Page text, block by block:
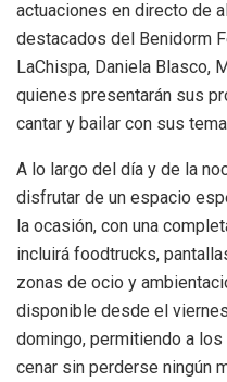
actuaciones en directo de
destacados del Benidorm
LaChispa, Daniela Blasco,
quienes presentarán sus
cantar y bailar con sus
A lo largo del día y de la
disfrutar de un espacio
la ocasión, con una
incluirá foodtrucks,
zonas de ocio y
disponible desde el
domingo, permitiendo a
cenar sin perderse ningún